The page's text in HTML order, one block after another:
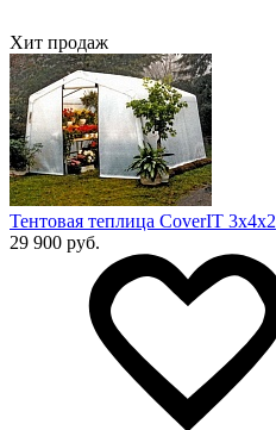
Хит продаж
Тентовая теплица CoverIT 3х4х2
29 900 руб.